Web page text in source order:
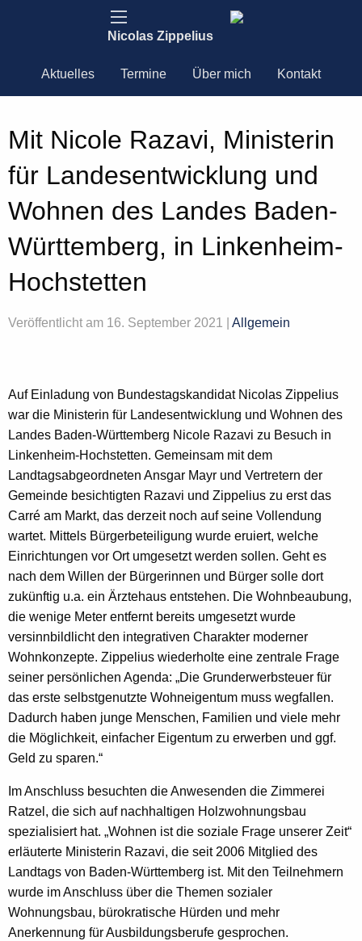
Nicolas Zippelius
Aktuelles Termine Über mich Kontakt
Mit Nicole Razavi, Ministerin
für Landesentwicklung und
Wohnen des Landes Baden-
Württemberg, in Linkenheim-
Hochstetten
Veröffentlicht am 16. September 2021 | Allgemein
Auf Einladung von Bundestagskandidat Nicolas Zippelius
war die Ministerin für Landesentwicklung und Wohnen des
Landes Baden-Württemberg Nicole Razavi zu Besuch in
Linkenheim-Hochstetten. Gemeinsam mit dem
Landtagsabgeordneten Ansgar Mayr und Vertretern der
Gemeinde besichtigten Razavi und Zippelius zu erst das
Carré am Markt, das derzeit noch auf seine Vollendung
wartet. Mittels Bürgerbeteiligung wurde eruiert, welche
Einrichtungen vor Ort umgesetzt werden sollen. Geht es
nach dem Willen der Bürgerinnen und Bürger solle dort
zukünftig u.a. ein Ärztehaus entstehen. Die Wohnbeaubung,
die wenige Meter entfernt bereits umgesetzt wurde
versinnbildlicht den integrativen Charakter moderner
Wohnkonzepte. Zippelius wiederholte eine zentrale Frage
seiner persönlichen Agenda: „Die Grunderwerbsteuer für
das erste selbstgenutzte Wohneigentum muss wegfallen.
Dadurch haben junge Menschen, Familien und viele mehr
die Möglichkeit, einfacher Eigentum zu erwerben und ggf.
Geld zu sparen.“
Im Anschluss besuchten die Anwesenden die Zimmerei
Ratzel, die sich auf nachhaltigen Holzwohnungsbau
spezialisiert hat. „Wohnen ist die soziale Frage unserer Zeit“
erläuterte Ministerin Razavi, die seit 2006 Mitglied des
Landtags von Baden-Württemberg ist. Mit den Teilnehmern
wurde im Anschluss über die Themen sozialer
Wohnungsbau, bürokratische Hürden und mehr
Anerkennung für Ausbildungsberufe gesprochen.